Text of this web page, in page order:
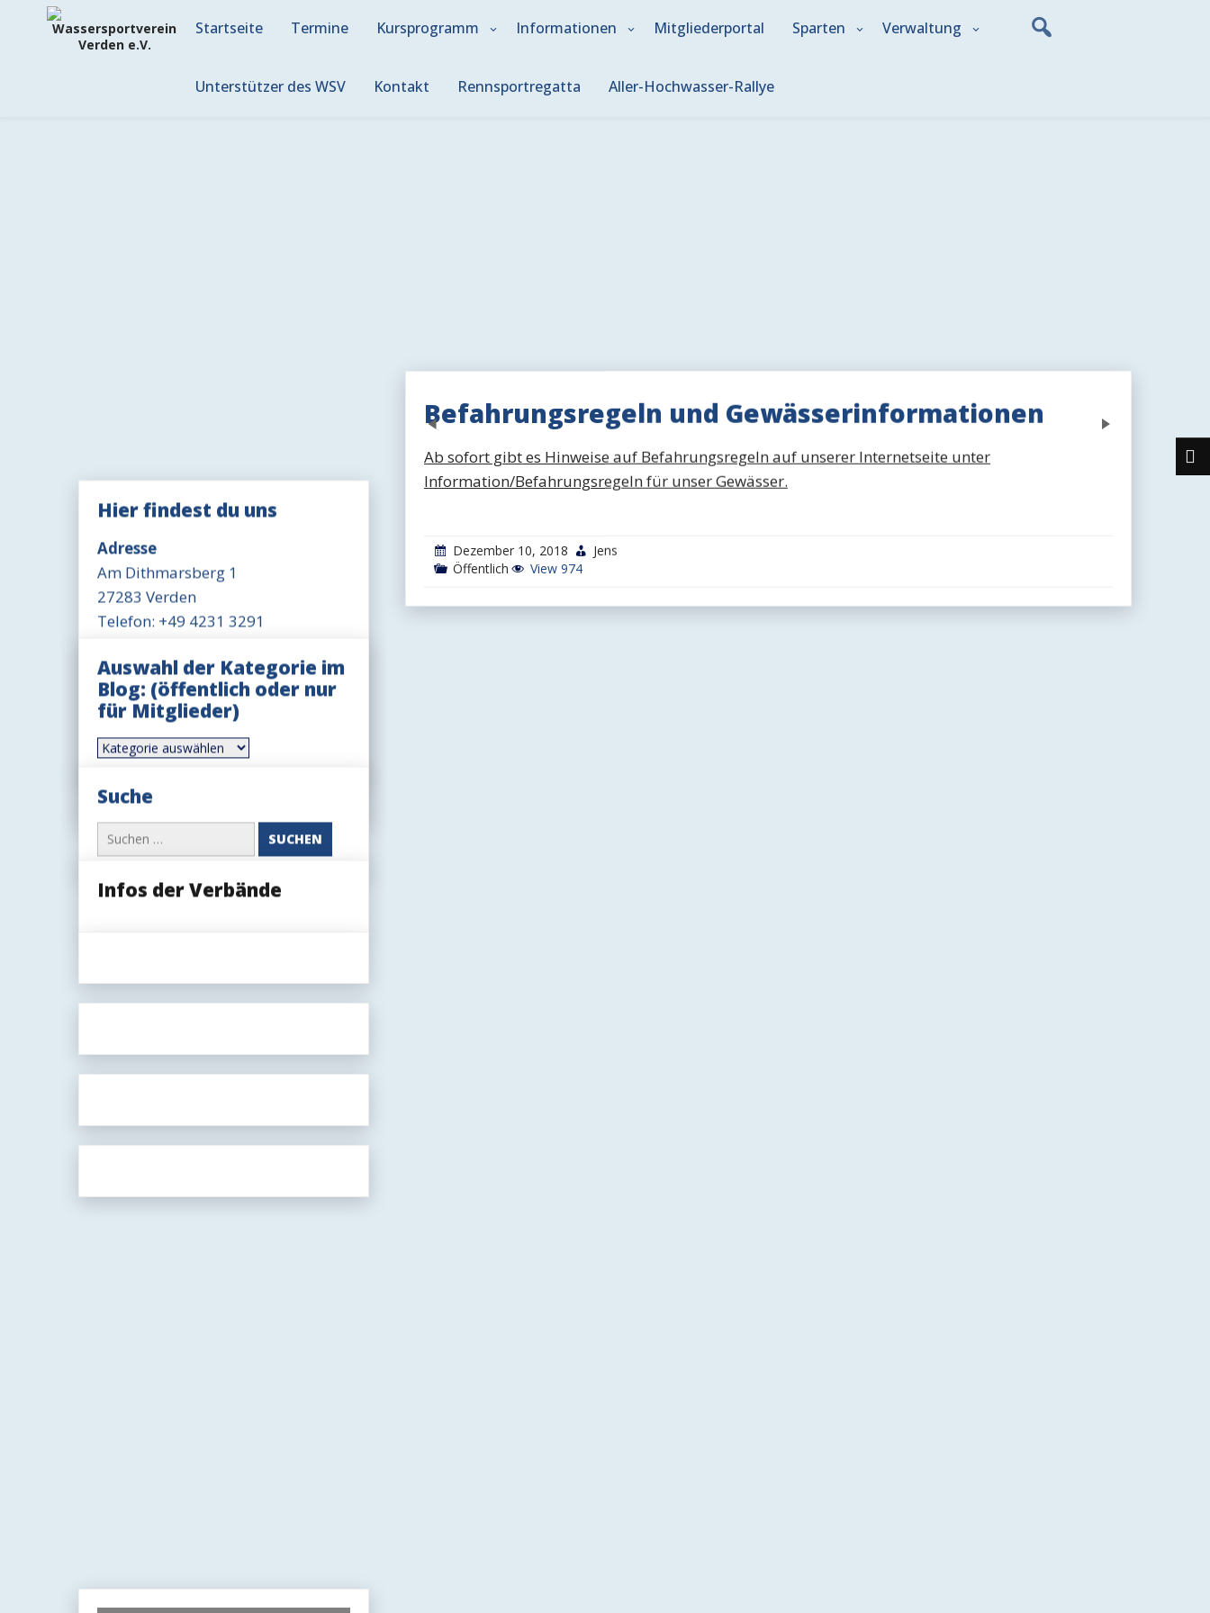
Startseite Termine Kursprogramm Informationen Mitgliederportal Sparten Verwaltung
Unterstützer des WSV Kontakt Rennsportregatta Aller-Hochwasser-Rallye
Befahrungsregeln und Gewässerinformationen
Ab sofort gibt es Hinweise auf Befahrungsregeln auf unserer Internetseite unter
Information/Befahrungsregeln für unser Gewässer.
Dezember 10, 2018
Jens
Öffentlich
View 974
Previous
Hier findest du uns
Adresse
Am Dithmarsberg 1
27283 Verden
Telefon: +49 4231 3291
Öffnungszeit Büro
Mittwoch 18-19 Uhr
Öffnungszeit Gaststätte
Dienstag-Freitag 17-20 Uhr
Sonntag 11-14 Uhr, ggfls. auch
länger
Auswahl der Kategorie im
Blog: (öffentlich oder nur
für Mitglieder)
Auswahl
der
im
Blog:
nur
für
Suche
Suchen
nach:
Infos der Verbände